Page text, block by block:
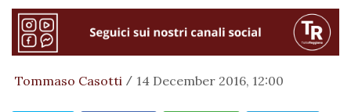
Tommaso Casotti / 14 December 2016, 12:00